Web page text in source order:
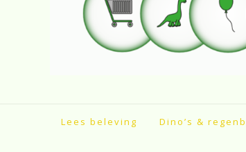
Lees beleving Dino’s &